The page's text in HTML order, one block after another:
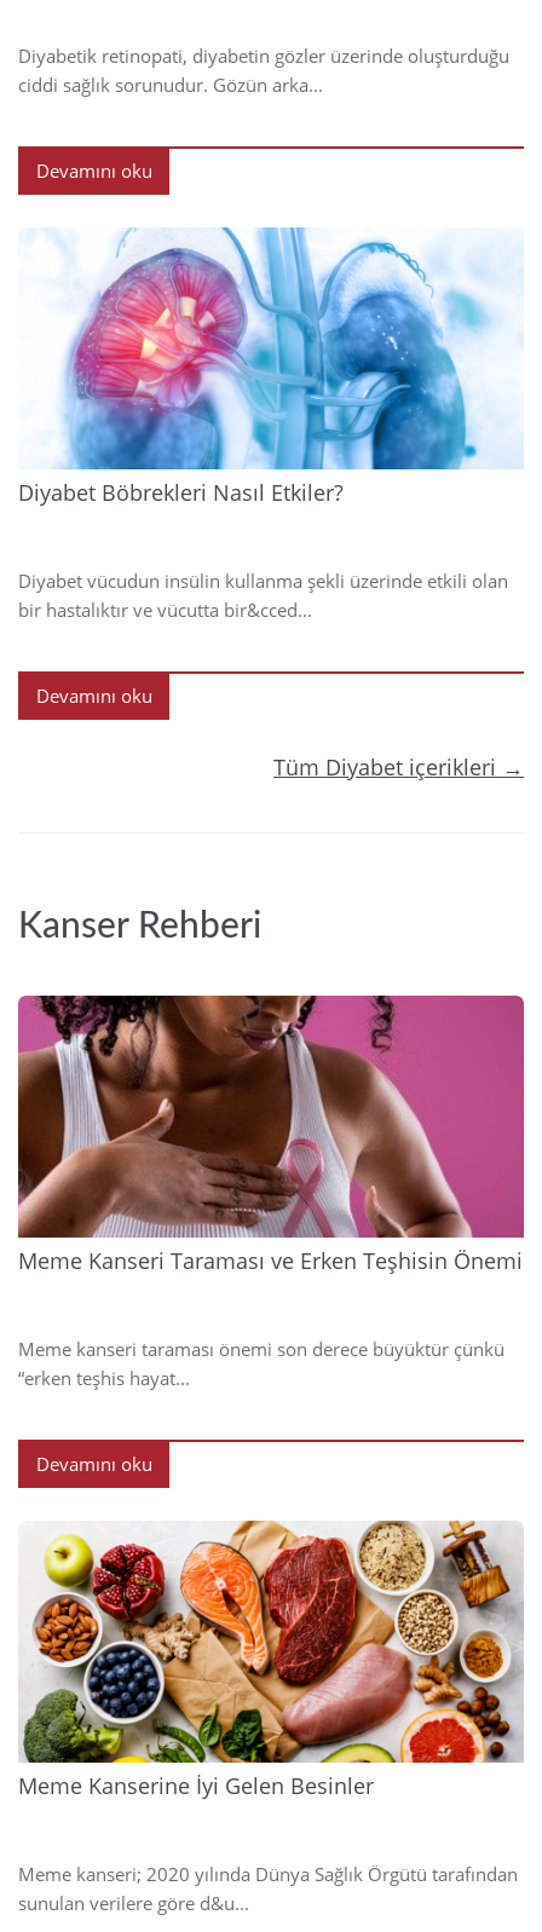
Diyabetik retinopati, diyabetin gözler üzerinde oluşturduğu
ciddi sağlık sorunudur. Gözün arka...
Devamını oku
Diyabet Böbrekleri Nasıl Etkiler?
Diyabet vücudun insülin kullanma şekli üzerinde etkili olan
bir hastalıktır ve vücutta bir&cced...
Devamını oku
Tüm Diyabet içerikleri →
Kanser Rehberi
Meme Kanseri Taraması ve Erken Teşhisin Önemi
Meme kanseri taraması önemi son derece büyüktür çünkü
“erken teşhis hayat...
Devamını oku
2024
Meme Kanserine İyi Gelen Besinler
Meme kanseri; 2020 yılında Dünya Sağlık Örgütü tarafından
sunulan verilere göre d&u...